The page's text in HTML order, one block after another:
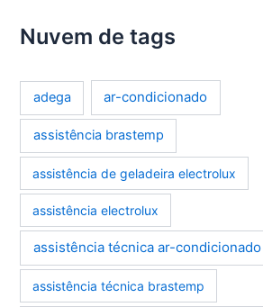
Nuvem de tags
adega ar-condicionado
assistência brastemp
assistência de geladeira electrolux
assistência electrolux
assistência técnica ar-
assistência técnica brastemp